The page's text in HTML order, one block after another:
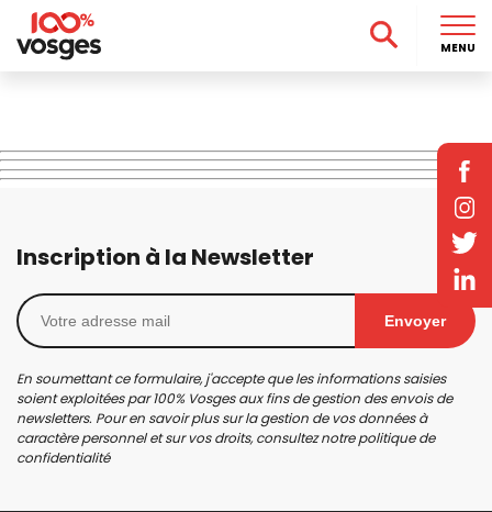
Inscription à la Newsletter
Envoyer
En soumettant ce formulaire, j'accepte que les informations saisies
soient exploitées par 100% Vosges aux fins de gestion des envois de
newsletters. Pour en savoir plus sur la gestion de vos données à
caractère personnel et sur vos droits, consultez notrepolitique de
confidentialité
MENU